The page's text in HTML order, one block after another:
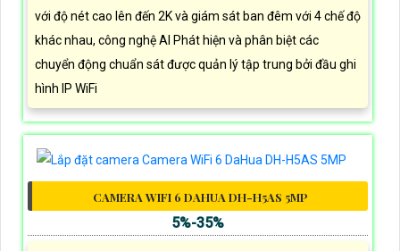
với độ nét cao lên đến 2K và giám sát ban đêm với 4 chế độ
khác nhau, công nghệ AI Phát hiện và phân biệt các
chuyển động chuẩn sát được quản lý tập trung bởi đầu ghi
hình IP WiFi
CAMERA WIFI 6 DAHUA DH-H5AS 5MP
5%-35%